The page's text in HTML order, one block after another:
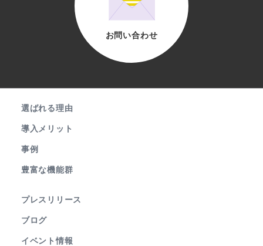
お問い合わせ
選ばれる理由
導入メリット
事例
豊富な機能群
プレスリリース
ブログ
イベント情報